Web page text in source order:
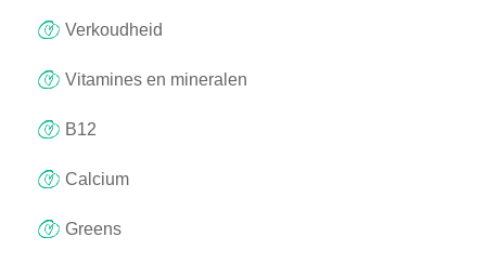
Verkoudheid
Vitamines en mineralen
B12
Calcium
Greens